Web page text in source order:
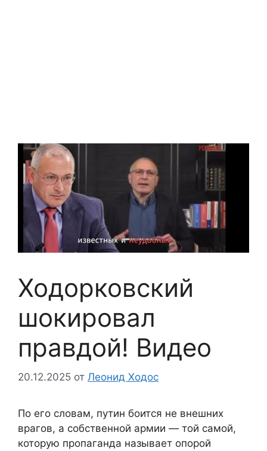
Ходорковский
шокировал
правдой! Видео
20.12.2025 от Леонид Ходос
По его словам, путин боится не внешних
врагов, а собственной армии — той самой,
которую пропаганда называет опорой